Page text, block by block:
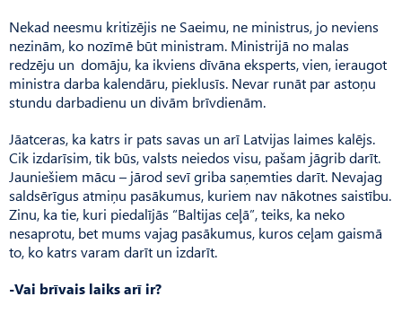
Nekad neesmu kritizējis ne Saeimu, ne ministrus, jo neviens
nezinām, ko nozīmē būt ministram. Ministrijā no malas
redzēju un domāju, ka ikviens dīvāna eksperts, vien, ieraugot
ministra darba kalendāru, pieklusīs. Nevar runāt par astoņu
stundu darbadienu un divām brīvdienām.
Jāatceras, ka katrs ir pats savas un arī Latvijas laimes kalējs.
Cik izdarīsim, tik būs, valsts neiedos visu, pašam jāgrib darīt.
Jauniešiem mācu – jārod sevī griba saņemties darīt. Nevajag
sald­sērīgus atmiņu pasākumus, kuriem nav nākotnes saistību.
Zinu, ka tie, kuri piedalījās “Baltijas ceļā”, teiks, ka neko
nesaprotu, bet mums vajag pasākumus, kuros ceļam gaismā
to, ko katrs varam darīt un izdarīt.
-Vai brīvais laiks arī ir?